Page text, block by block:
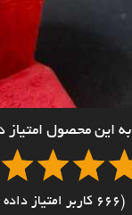
به این محصول امتیاز
(666 کاربر امتیاز داده اند)